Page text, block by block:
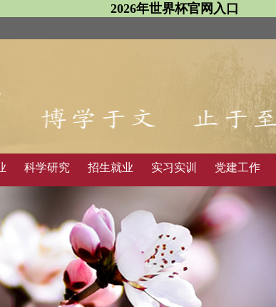
2026年世界杯官网入口
科学研究 招生就业 实习实训 党建工作